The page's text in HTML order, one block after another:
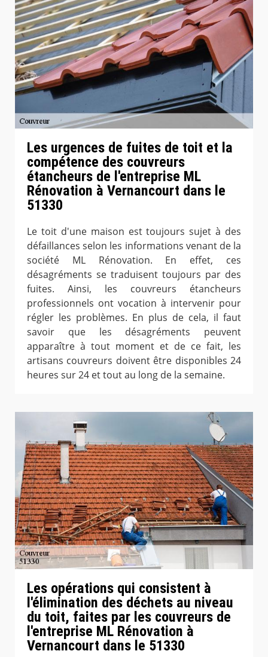
Les urgences de fuites de toit et la
compétence des couvreurs
étancheurs de l'entreprise ML
Rénovation à Vernancourt dans le
51330
Le toit d'une maison est toujours sujet à des
défaillances selon les informations venant de la
société ML Rénovation. En effet, ces
désagréments se traduisent toujours par des
fuites. Ainsi, les couvreurs étancheurs
professionnels ont vocation à intervenir pour
régler les problèmes. En plus de cela, il faut
savoir que les désagréments peuvent
apparaître à tout moment et de ce fait, les
artisans couvreurs doivent être disponibles 24
heures sur 24 et tout au long de la semaine.
Les opérations qui consistent à
l'élimination des déchets au niveau
du toit, faites par les couvreurs de
l'entreprise ML Rénovation à
Vernancourt dans le 51330